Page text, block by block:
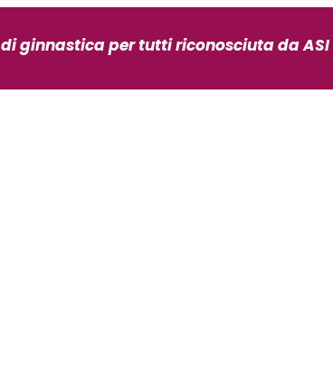
di ginnastica per tutti riconosciuta da ASI